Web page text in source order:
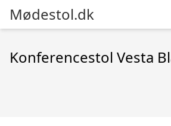
Mødestol.dk
Konferencestol Vesta